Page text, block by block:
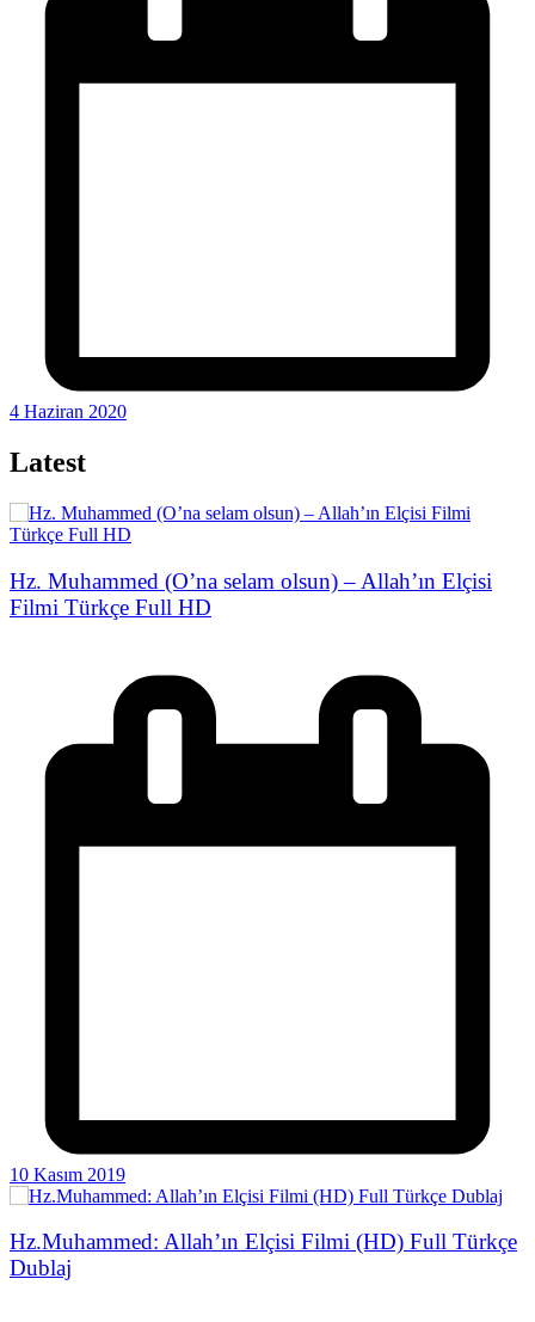
4 Haziran 2020
Latest
Hz. Muhammed (O’na selam olsun) – Allah’ın Elçisi
Filmi Türkçe Full HD
10 Kasım 2019
Hz.Muhammed: Allah’ın Elçisi Filmi (HD) Full Türkçe
Dublaj